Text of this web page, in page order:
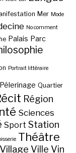
Mer Mode
No comment
Palais Parc
Portrait littéraire
Pélerinage Quartier
Région
Sciences
Sport Station
Théâtre
Village Ville Vin